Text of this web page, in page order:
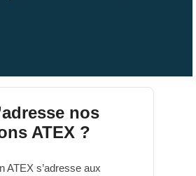
nos
ATEX ?
ATEX s’adresse aux